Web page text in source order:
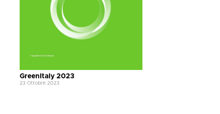
GreenItaly 2023
23 Ottobre 2023